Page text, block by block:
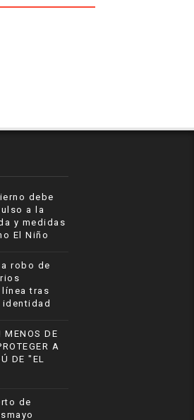
debe
a la
y medidas
El Niño
a robo de
línea tras
MENOS DE
A
DE "EL
de